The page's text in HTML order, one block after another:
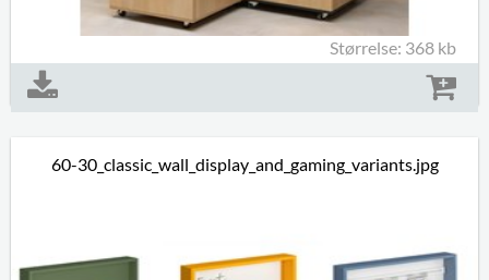
Størrelse: 368 kb
60-30_classic_wall_display_and_gaming_variants.jpg